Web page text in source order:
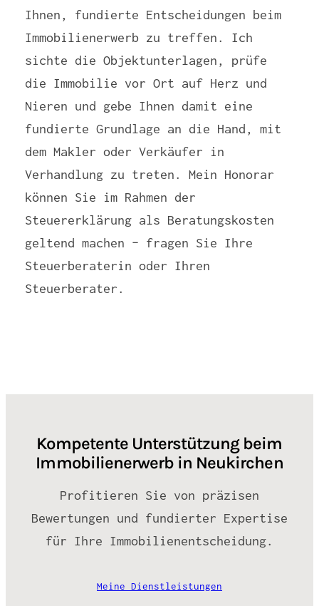
Ihnen, fundierte Entscheidungen beim
Immobilienerwerb zu treffen. Ich
sichte die Objektunterlagen, prüfe
die Immobilie vor Ort auf Herz und
Nieren und gebe Ihnen damit eine
fundierte Grundlage an die Hand, mit
dem Makler oder Verkäufer in
Verhandlung zu treten. Mein Honorar
können Sie im Rahmen der
Steuererklärung als Beratungskosten
geltend machen – fragen Sie Ihre
Steuerberaterin oder Ihren
Steuerberater.
Kompetente Unterstützung beim
Immobilienerwerb in Neukirchen
Profitieren Sie von präzisen
Bewertungen und fundierter Expertise
für Ihre Immobilienentscheidung.
Meine Dienstleistungen